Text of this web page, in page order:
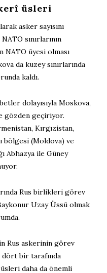
üsleri
asker sayısını
sınırlarının
NATO üyesi olması
da kuzey sınırlarında
kaldı.
dolayısıyla Moskova,
gözden geçiriyor.
Kırgızistan,
bölgesi (Moldova) ve
Abhazya ile Güney
Rus birlikleri görev
Uzay Üssü olmak
Rus askerinin görev
dört bir tarafında
daha da önemli